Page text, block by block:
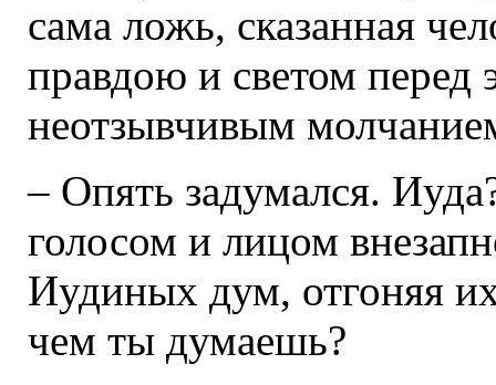
сама ложь, сказанная
правдою и светом перед
неотзывчивым
– Опять задумался.
голосом и лицом
Иудиных дум, отгоняя
чем ты думаешь?